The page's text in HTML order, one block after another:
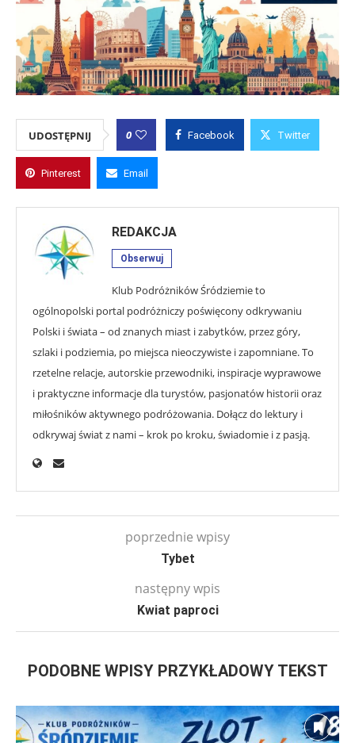
UDOSTĘPNIJ 0 Facebook Twitter
Pinterest Email
REDAKCJA
Obserwuj
Klub Podróżników Śródziemie to
ogólnopolski portal podróżniczy poświęcony odkrywaniu
Polski i świata – od znanych miast i zabytków, przez góry,
szlaki i podziemia, po miejsca nieoczywiste i zapomniane. To
rzetelne relacje, autorskie przewodniki, inspiracje wyprawowe
i praktyczne informacje dla turystów, pasjonatów historii oraz
miłośników aktywnego podróżowania. Dołącz do lektury i
odkrywaj świat z nami – krok po kroku, świadomie i z pasją.
poprzednie wpisy
Tybet
następny wpis
Kwiat paproci
PODOBNE WPISY PRZYKŁADOWY TEKST